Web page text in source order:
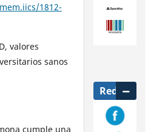
1812-
valores
sanos
cumple una
Redes